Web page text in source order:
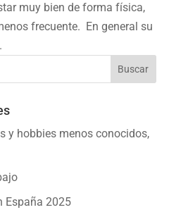
muy bien de forma física,
frecuente. En general su
y hobbies menos conocidos,
España 2025